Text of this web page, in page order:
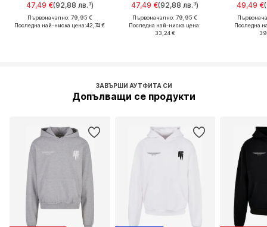
47,49 €(92,88 лв.³)
Първоначално: 79,95 €
Последна най-ниска цена:42,74 €
47,49 €(92,88 лв.³)
Първоначално: 79,95 €
Последна най-ниска цена:
33,24 €
49,49 €
Последна
ЗАВЪРШИ АУТФИТА СИ
Допълващи се продукти